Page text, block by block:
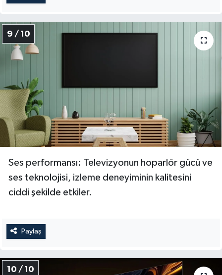
9 / 10
Ses performansı: Televizyonun hoparlör gücü ve
ses teknolojisi, izleme deneyiminin kalitesini
ciddi şekilde etkiler.
Paylaş
10 / 10